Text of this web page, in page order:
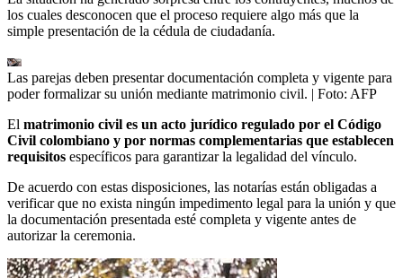
los cuales desconocen que el proceso requiere algo más que la
simple presentación de la cédula de ciudadanía.
Las parejas deben presentar documentación completa y vigente para
poder formalizar su unión mediante matrimonio civil. | Foto: AFP
El matrimonio civil es un acto jurídico regulado por el Código
Civil colombiano y por normas complementarias que establecen
requisitos específicos para garantizar la legalidad del vínculo.
De acuerdo con estas disposiciones, las notarías están obligadas a
verificar que no exista ningún impedimento legal para la unión y que
la documentación presentada esté completa y vigente antes de
autorizar la ceremonia.